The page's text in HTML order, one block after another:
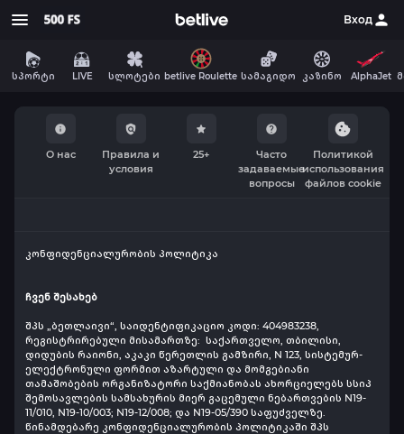
Вход
სპორტი LIVE სლოტები betlive Roulette სამაგიდო კაზინო AlphaJet
О нас
Правила и
условия
25+
Часто
задаваемые
вопросы
Политикой
использования
файлов cookie
კონფიდენციალურობის პოლიტიკა
ჩვენ შესახებ
შპს „ბეთლაივი“, საიდენტიფიკაციო კოდი: 404983238,
რეგისტრირებული მისამართზე: საქართველო, თბილისი,
დიდუბის რაიონი, აკაკი წერეთლის გამზირი, N 123, სისტემურ-
ელექტრონული ფორმით აზარტული და მომგებიანი
თამაშობების ორგანიზატორი საქმიანობას ახორციელებს სსიპ
შემოსავლების სამსახურის მიერ გაცემული ნებართვების N19-
11/010, N19-10/003; N19-12/008; და N19-05/390 საფუძველზე.
წინამდებარე კონფიდენციალურობის პოლიტიკაში შპს